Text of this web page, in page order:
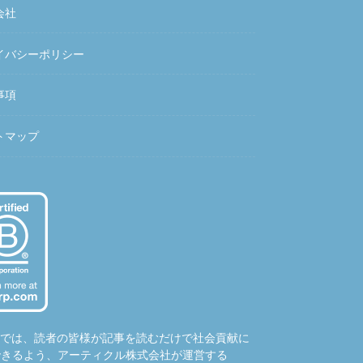
社
バシーポリシー
項
マップ
は、読者の皆様が記事を読むだけで社会貢献に
るよう、アーティクル株式会社が運営する